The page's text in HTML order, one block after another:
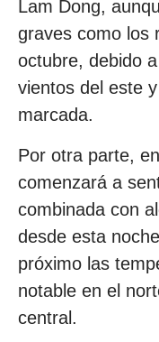
Lam Dong,
graves como los
octubre, debido
vientos del este
marcada.
Por otra parte,
comenzará a
combinada con
desde esta
próximo las
notable en el
central.